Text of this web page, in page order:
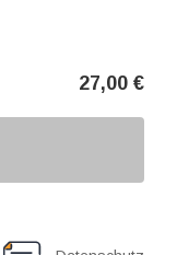
27,00 €